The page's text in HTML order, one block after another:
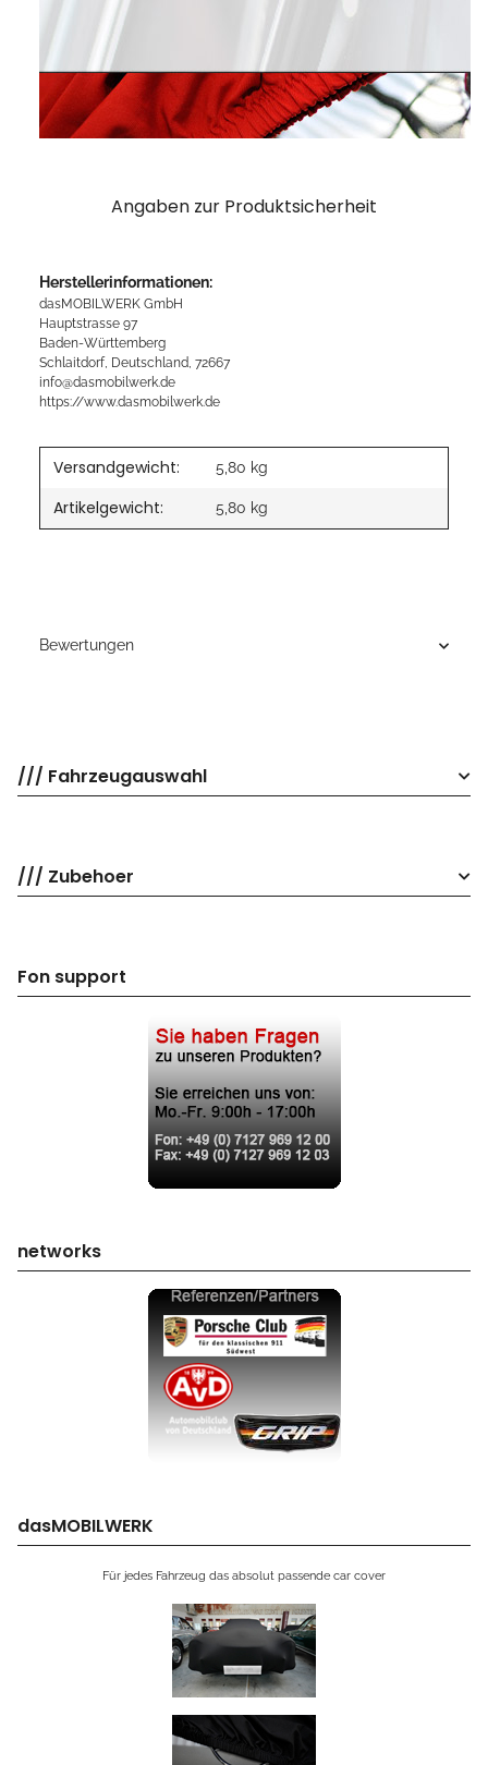
Angaben zur Produktsicherheit
Herstellerinformationen:
dasMOBILWERK GmbH
Hauptstrasse 97
Baden-Württemberg
Schlaitdorf, Deutschland, 72667
info@dasmobilwerk.de
https://www.dasmobilwerk.de
Versandgewicht: 5,80 kg
Artikelgewicht: 5,80 kg
Bewertungen
/// Fahrzeugauswahl
/// Zubehoer
Fon support
networks
dasMOBILWERK
Für jedes Fahrzeug das absolut passende car cover